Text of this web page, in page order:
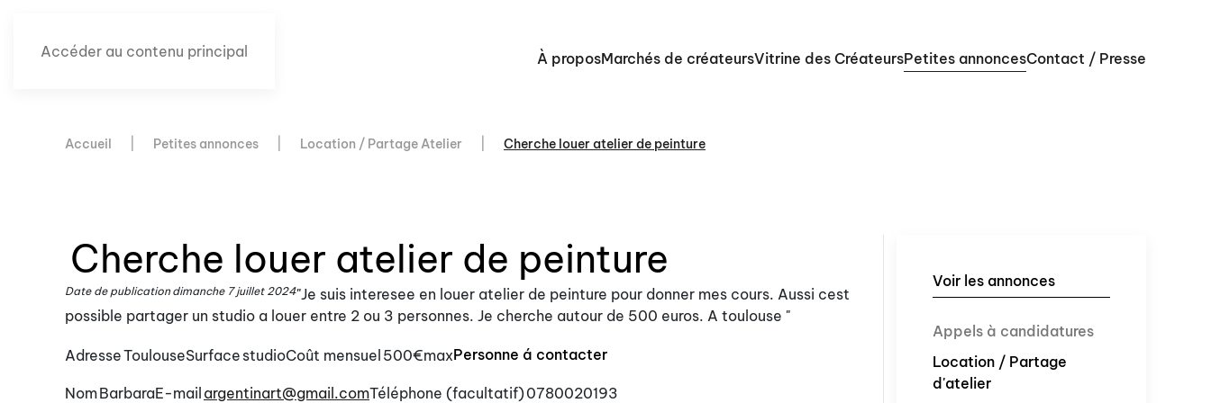
Accéder au contenu principal À proposMarchés de créateursVitrine des CréateursPetites annoncesContact / Presse
Accueil Petites annonces Location / Partage Atelier Cherche louer atelier de peinture
Cherche louer atelier de peinture
Date de publication dimanche 7 juillet 2024"Je suis interesee en louer atelier de peinture pour donner mes cours. Aussi cest
possible partager un studio a louer entre 2 ou 3 personnes. Je cherche autour de 500 euros. A toulouse "
AdresseToulouseSurface studioCoût mensuel 500€maxPersonne á contacter
NomBarbaraE-mail argentinart@gmail.comTéléphone (facultatif)0780020193
Voir les annonces
Appels à candidatures
Location / Partage
d'atelier